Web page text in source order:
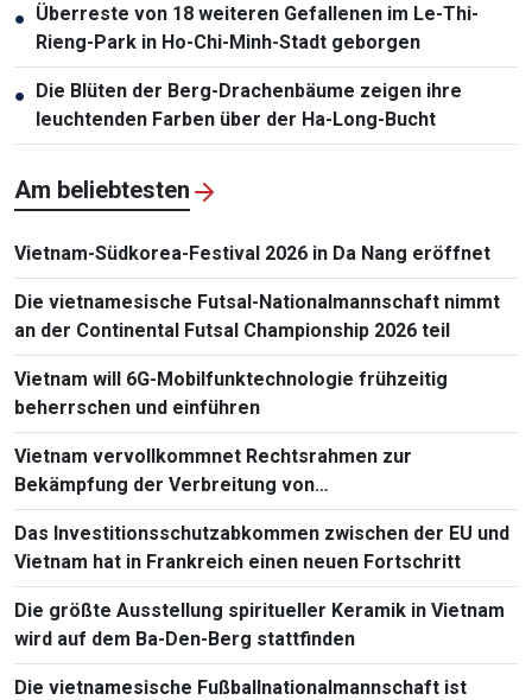
● Überreste von 18 weiteren Gefallenen im Le-Thi-
Rieng-Park in Ho-Chi-Minh-Stadt geborgen
● Die Blüten der Berg-Drachenbäume zeigen ihre
leuchtenden Farben über der Ha-Long-Bucht
Am beliebtesten
Vietnam-Südkorea-Festival 2026 in Da Nang eröffnet
Die vietnamesische Futsal-Nationalmannschaft nimmt
an der Continental Futsal Championship 2026 teil
Vietnam will 6G-Mobilfunktechnologie frühzeitig
beherrschen und einführen
Vietnam vervollkommnet Rechtsrahmen zur
Bekämpfung der Verbreitung von
Massenvernichtungswaffen
Das Investitionsschutzabkommen zwischen der EU und
Vietnam hat in Frankreich einen neuen Fortschritt
Die größte Ausstellung spiritueller Keramik in Vietnam
wird auf dem Ba-Den-Berg stattfinden
Die vietnamesische Fußballnationalmannschaft ist